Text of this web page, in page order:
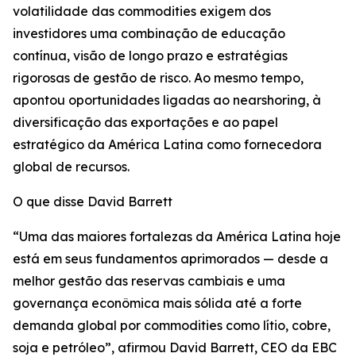
volatilidade das commodities exigem dos
investidores uma combinação de educação
contínua, visão de longo prazo e estratégias
rigorosas de gestão de risco. Ao mesmo tempo,
apontou oportunidades ligadas ao nearshoring, à
diversificação das exportações e ao papel
estratégico da América Latina como fornecedora
global de recursos.
O que disse David Barrett
“Uma das maiores fortalezas da América Latina hoje
está em seus fundamentos aprimorados — desde a
melhor gestão das reservas cambiais e uma
governança econômica mais sólida até a forte
demanda global por commodities como lítio, cobre,
soja e petróleo”, afirmou David Barrett, CEO da EBC